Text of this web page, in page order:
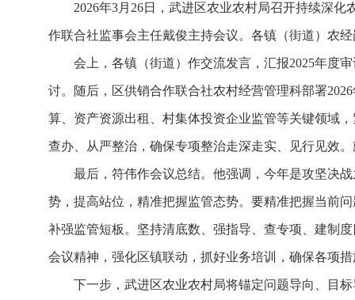
2026年3月26日，武进区农业农村局召开持续深
作联合社监事会主任戴俊主持会议。各镇（街道）农
会上，各镇（街道）作交流发言，汇报2025年度
讨。 随后， 区供销合作联合社农村经营管理科部署
算、资产资源出租、村集体投资企业监管等关键领域
查办、从严整治，确保专项整治走深走实、见行见效
最后，符伟作会议总结。他强调，今年是攻坚决
势，提高站位，精准把握监管态势。要精准把握当前
补强监管短板。坚持清底数、强指导、查专项、建制
会议精神，强化区镇联动，抓好业务培训，确保各项
下一步，武进区农业农村局将锚定问题导向、目